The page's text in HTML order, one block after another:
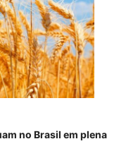
no Brasil em plena